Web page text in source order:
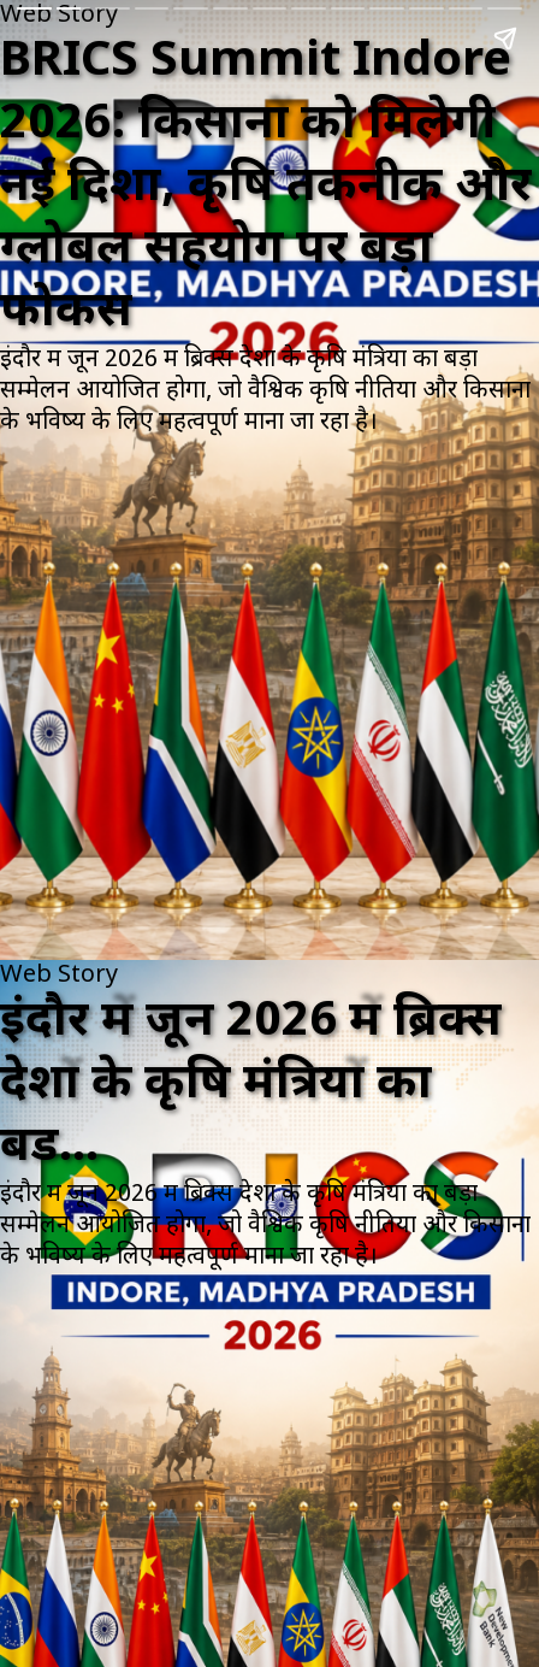
Web Story
BRICS Summit Indore
2026: किसानों को मिलेगी
नई दिशा, कृषि तकनीक और
ग्लोबल सहयोग पर बड़ा
फोकस
इंदौर में जून 2026 में ब्रिक्स देशों के कृषि मंत्रियों का बड़ा
सम्मेलन आयोजित होगा, जो वैश्विक कृषि नीतियों और किसानों
के भविष्य के लिए महत्वपूर्ण माना जा रहा है।